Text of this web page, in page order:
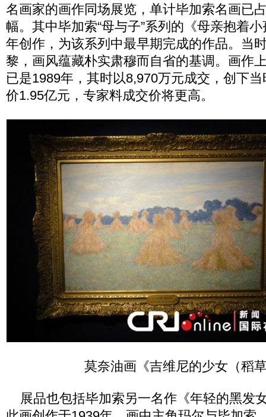
名画家的画作同场展览，单计毕加索名画已
幅。其中毕加索“母与子”系列的《母亲抱着
年创作，为该系列中最早期完成的作品。当
黎，画风蕴藏朴实肃穆而自省的基调。画作
已是1989年，其时以8,970万元成交，创下
价1.95亿元，专家料成交价将更高。
莫奈油画《吉维尼的少女（稻
展品也包括毕加索另一名作《年轻的黑发